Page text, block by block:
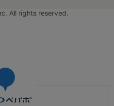
All rights reserved.